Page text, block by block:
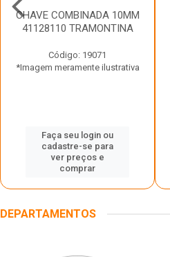
CHAVE COMBINADA 10MM
41128110 TRAMONTINA
Código: 19071
*Imagem meramente ilustrativa
Faça seu login ou
cadastre-se para
ver preços e
comprar
DEPARTAMENTOS